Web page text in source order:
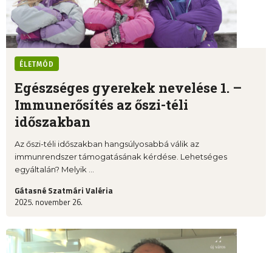
ÉLETMÓD
Egészséges gyerekek nevelése 1. –
Immunerősítés az őszi-téli
időszakban
Az őszi-téli időszakban hangsúlyosabbá válik az
immunrendszer támogatásának kérdése. Lehetséges
egyáltalán? Melyik ...
Gátasné Szatmári Valéria
2025. november 26.